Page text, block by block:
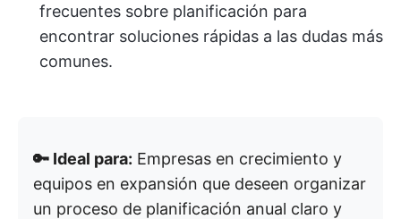
frecuentes sobre planificación para
encontrar soluciones rápidas a las dudas más
comunes.
🔑 Ideal para: Empresas en crecimiento y
equipos en expansión que deseen organizar
un proceso de planificación anual claro y